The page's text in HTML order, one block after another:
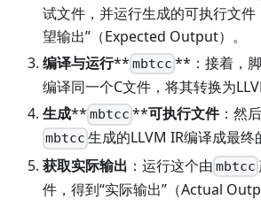
试文件，并运行生成的可执行文件
望输出”（Expected Output）。
编译与运行** mbtcc **：接着，
编译同一个C文件，将其转换为
生成** mbtcc **可执行文件：然
mbtcc 生成的LLVM IR编译成最终
获取实际输出 ：运行这个由 mbtcc
件，得到“实际输出”（Actual